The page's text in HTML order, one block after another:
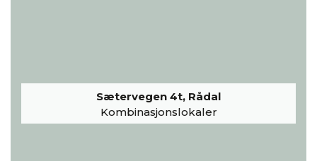
Sætervegen 4t, Rådal
Kombinasjonslokaler